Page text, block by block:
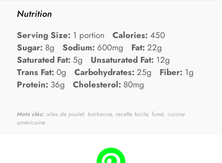
Nutrition
Serving Size: 1 portion Calories: 450
Sugar: 8g Sodium: 600mg Fat: 22g
Saturated Fat: 5g Unsaturated Fat: 12g
Trans Fat: 0g Carbohydrates: 25g Fiber: 1g
Protein: 36g Cholesterol: 80mg
Mots clés: ailes de poulet, barbecue, recette facile, fumé, cuisine
américaine